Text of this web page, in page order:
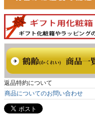
返品特約について
商品についてのお問い合わせ